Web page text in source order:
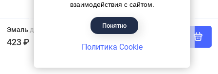
Эмаль для пола MasterGood золотисто-коричневая 0.9 кг
423 ₽
В корзину
взаимодействия с сайтом.
Понятно
Политика Cookie
Гипермаркет красок «Банапал», 2018 - 2026